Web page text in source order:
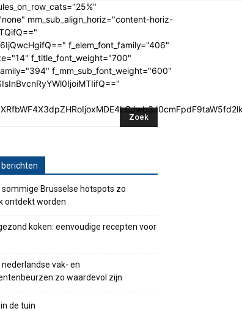
mm_sub_align_horiz="content-horiz-
f_elem_font_family="406"
f_title_font_weight="700"
f_mm_sub_font_weight="600"
berichten
sommige Brusselse hotspots zo
ontdekt worden
koken: eenvoudige recepten voor
vak- en
zo waardevol zijn
de tuin